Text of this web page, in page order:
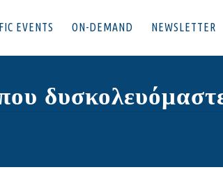
EVENTS ON-DEMAND NEWSLETTER